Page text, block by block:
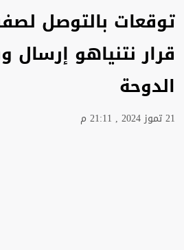
توقعات بالتوصل
قرار نتنياهو إرسال
الدوحة
21 تموز 2024 , 21:11 م